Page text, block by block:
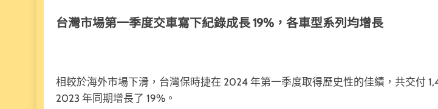
台灣市場第一季度交車寫下紀錄成長 19%，各車型系列均增長
相較於海外市場下滑，台灣保時捷在 2024 年第一季度取得歷史性的佳績，共交付
2023 年同期增長了 19%。